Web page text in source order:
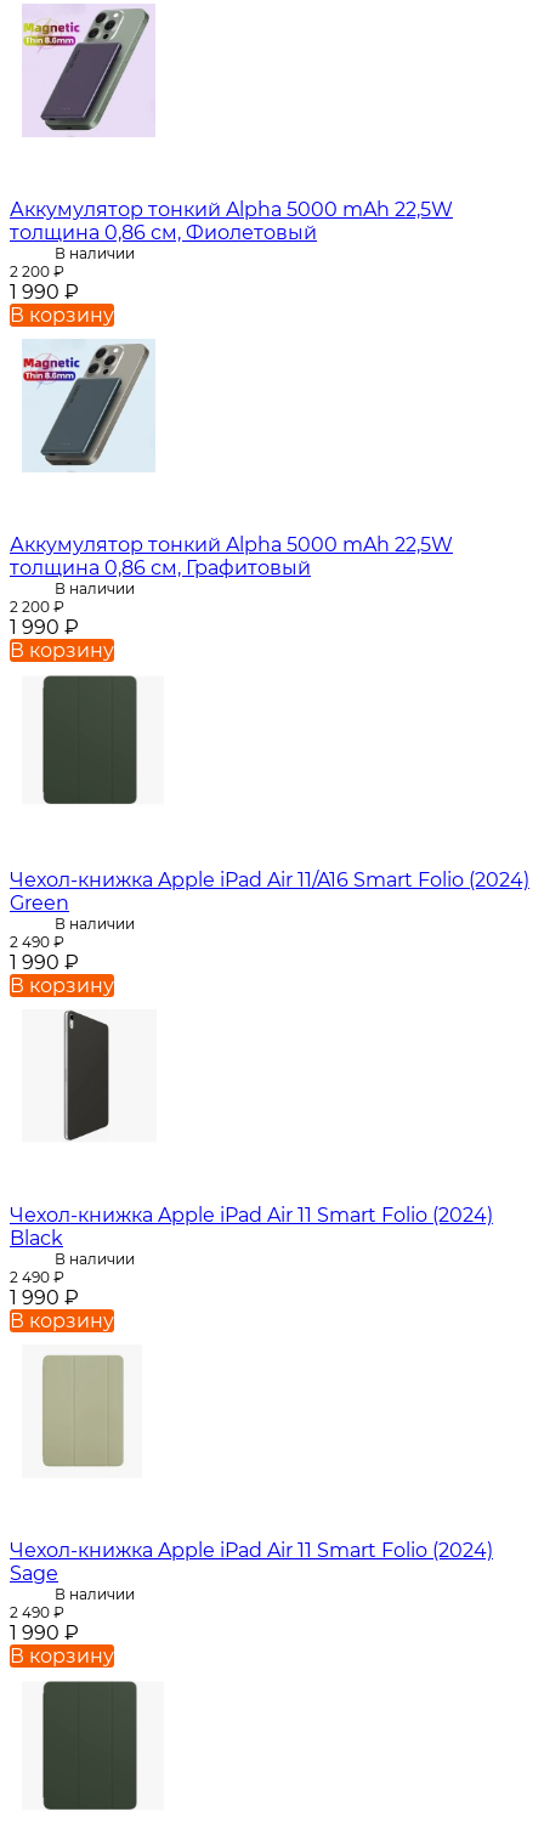
Аккумулятор тонкий Alpha 5000 mAh 22,5W
толщина 0,86 см, Фиолетовый
В наличии
2 200 ₽
1 990 ₽
В корзину
Аккумулятор тонкий Alpha 5000 mAh 22,5W
толщина 0,86 см, Графитовый
В наличии
2 200 ₽
1 990 ₽
В корзину
Чехол-книжка Apple iPad Air 11/A16 Smart Folio (2024)
Green
В наличии
2 490 ₽
1 990 ₽
В корзину
Чехол-книжка Apple iPad Air 11 Smart Folio (2024)
Black
В наличии
2 490 ₽
1 990 ₽
В корзину
Чехол-книжка Apple iPad Air 11 Smart Folio (2024)
Sage
В наличии
2 490 ₽
1 990 ₽
В корзину